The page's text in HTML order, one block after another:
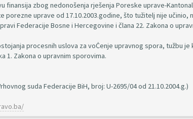
finansija zbog nedonošenja rješenja Poreske uprave-
porezne uprave od 17.10.2003.godine, što tužitelj nije
Federacije Bosne i Hercegovine i člana 22. Zakona o
procesnih uslova za voĊenje upravnog spora, tužbu
1. Zakona o upravnim sporovima.
suda Federacije BiH, broj: U-2695/04 od 21.10.2004.g.)